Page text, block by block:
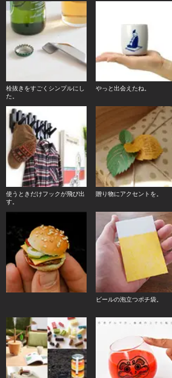
栓抜きをすごくシンプルにし
た。
やっと出会えたね。
使うときだけフックが飛び出
す。
贈り物にアクセントを。
ビールの泡立つポチ袋。